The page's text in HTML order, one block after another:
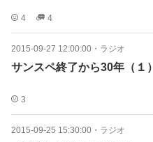
4 4
2015-09-27 12:00:00 ・ ラジオ
サンスペ終了から30年（１）
3
2015-09-25 15:30:00 ・ ラジオ